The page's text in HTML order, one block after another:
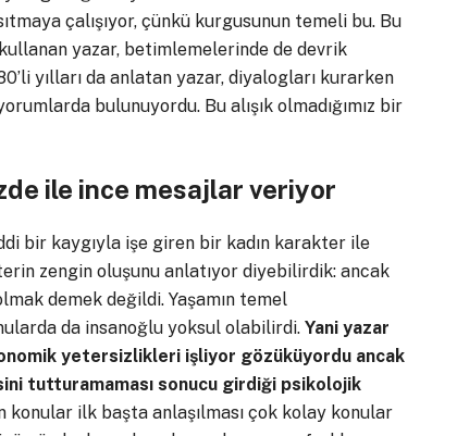
çalışıyor, çünkü kurgusunun temeli bu. Bu
yazar, betimlemelerinde de devrik
yılları da anlatan yazar, diyalogları kurarken
bulunuyordu. Bu alışık olmadığımız bir
ile ince mesajlar veriyor
bir kaygıyla işe giren bir kadın karakter ile
zengin oluşunu anlatıyor diyebilirdik: ancak
demek değildi. Yaşamın temel
da insanoğlu yoksul olabilirdi. Yani yazar
yetersizlikleri işliyor gözüküyordu ancak
tutturamaması sonucu girdiği psikolojik
konular ilk başta anlaşılması çok kolay konular